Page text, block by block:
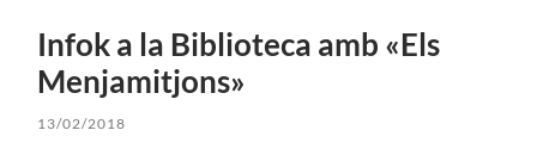
Infok a la Biblioteca amb «Els
Menjamitjons»
13/02/2018